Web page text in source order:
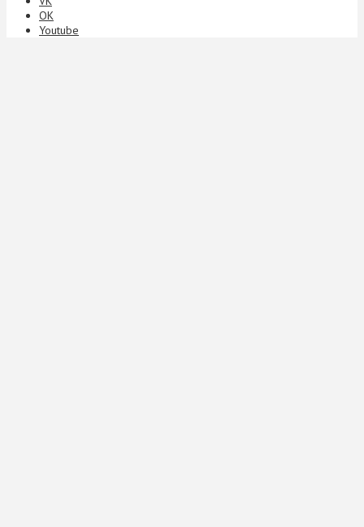
ОК
Youtube